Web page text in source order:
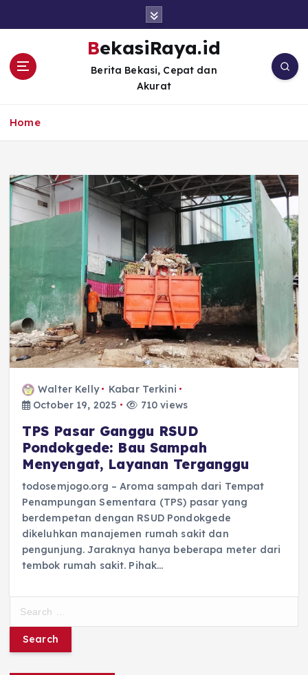
BekasiRaya.id
Berita Bekasi, Cepat dan
Akurat
Home
Walter Kelly
Kabar Terkini
October 19, 2025
710 views
TPS Pasar Ganggu RSUD
Pondokgede: Bau Sampah
Menyengat, Layanan Terganggu
todosemjogo.org – Aroma sampah dari Tempat
Penampungan Sementara (TPS) pasar yang
berdempetan dengan RSUD Pondokgede
dikeluhkan manajemen rumah sakit dan
pengunjung. Jaraknya hanya beberapa meter dari
tembok rumah sakit. Pihak…
r